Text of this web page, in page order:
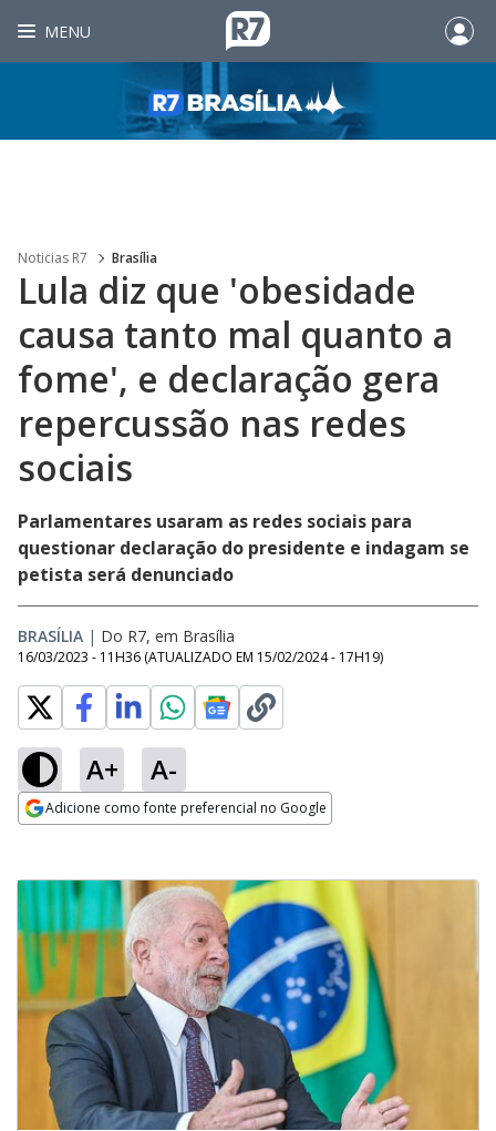
MENU
Noticias R7 Brasília
Lula diz que 'obesidade
causa tanto mal quanto a
fome', e declaração gera
repercussão nas redes
sociais
Parlamentares usaram as redes sociais para
questionar declaração do presidente e indagam se
petista será denunciado
BRASÍLIA | Do R7, em Brasília
16/03/2023 - 11H36 (ATUALIZADO EM 15/02/2024 - 17H19)
A+ A-
Adicione como fonte preferencial no Google